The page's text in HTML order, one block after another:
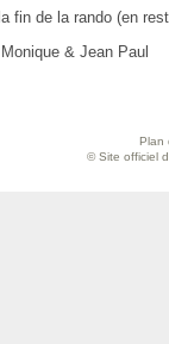
fin de la rando (en
& Jean Paul
Plan
© Site officiel